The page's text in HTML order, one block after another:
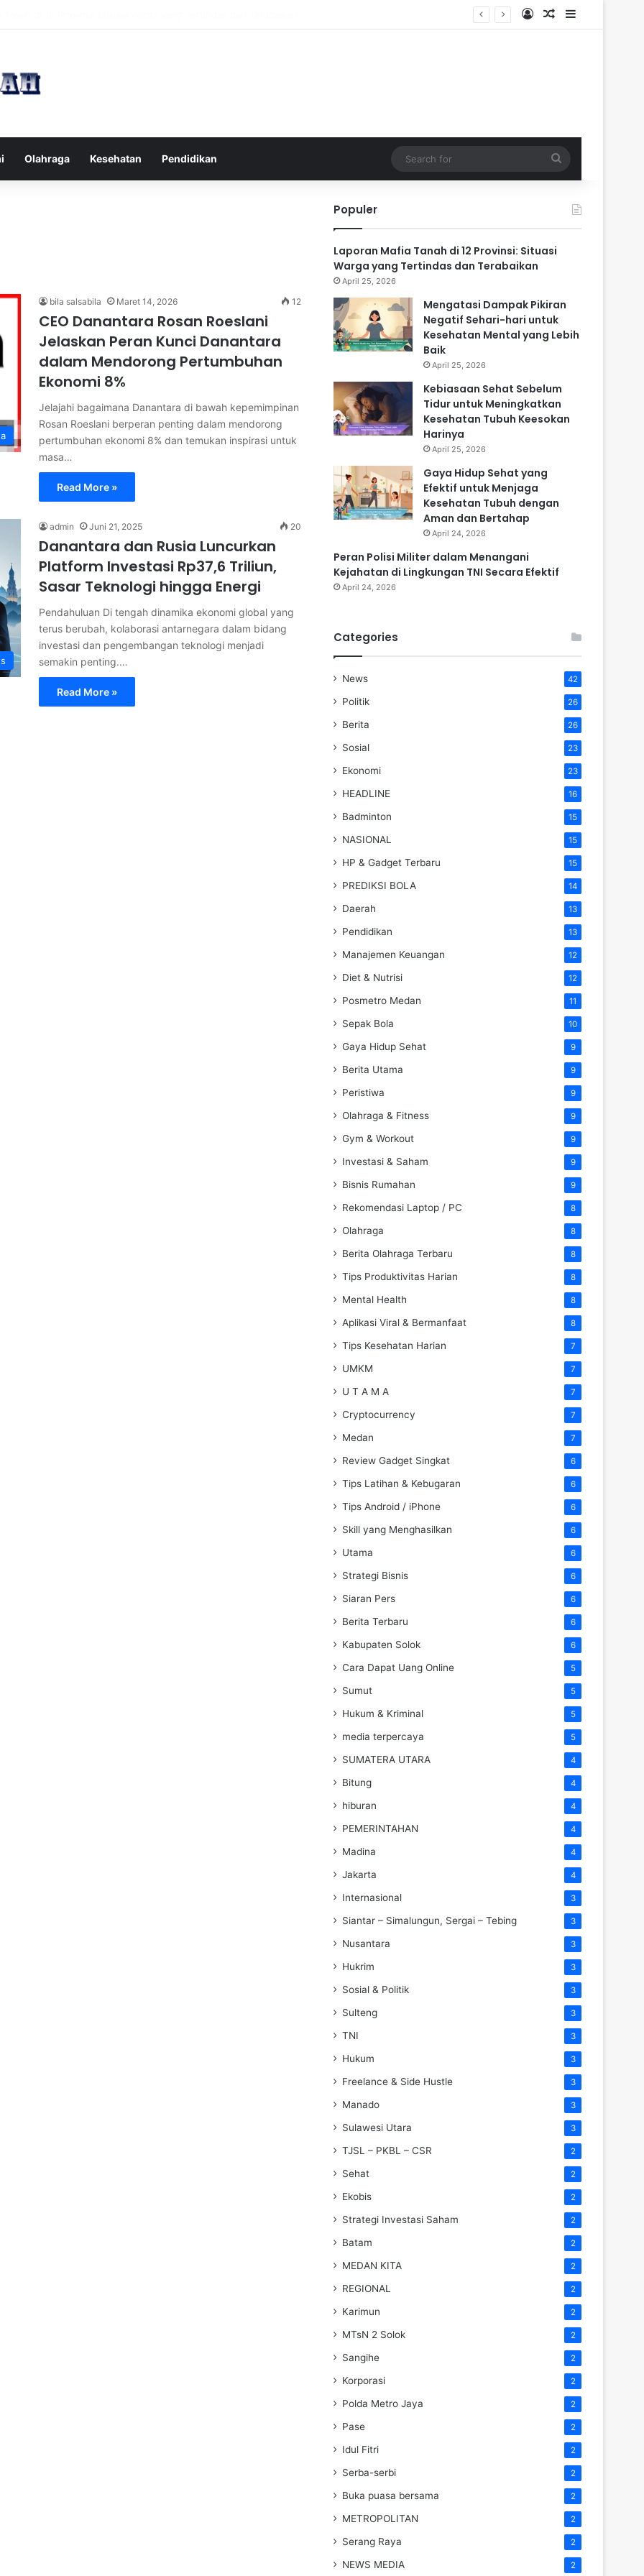
Log InRandom Article
Sidebar
Olahraga Kesehatan Pendidikan
for
bila salsabila Maret 14, 2026 12
CEO Danantara Rosan Roeslani
Jelaskan Peran Kunci Danantara
dalam Mendorong Pertumbuhan
Ekonomi 8%
Jelajahi bagaimana Danantara di bawah kepemimpinan
Rosan Roeslani berperan penting dalam mendorong
pertumbuhan ekonomi 8% dan temukan inspirasi untuk
masa…
Read More »
admin Juni 21, 2025 20
Danantara dan Rusia Luncurkan
Platform Investasi Rp37,6 Triliun,
Sasar Teknologi hingga Energi
Pendahuluan Di tengah dinamika ekonomi global yang
terus berubah, kolaborasi antarnegara dalam bidang
investasi dan pengembangan teknologi menjadi
semakin penting.…
Read More »
Populer
Laporan Mafia Tanah di 12 Provinsi: Situasi
Warga yang Tertindas dan Terabaikan
April 25, 2026
Mengatasi Dampak Pikiran
Negatif Sehari-hari untuk
Kesehatan Mental yang Lebih
Baik
April 25, 2026
Kebiasaan Sehat Sebelum
Tidur untuk Meningkatkan
Kesehatan Tubuh Keesokan
Harinya
April 25, 2026
Gaya Hidup Sehat yang
Efektif untuk Menjaga
Kesehatan Tubuh dengan
Aman dan Bertahap
April 24, 2026
Peran Polisi Militer dalam Menangani
Kejahatan di Lingkungan TNI Secara Efektif
April 24, 2026
Categories
News 42
Politik 26
Berita 26
Sosial 23
Ekonomi 23
HEADLINE 16
Badminton 15
NASIONAL 15
HP & Gadget Terbaru 15
PREDIKSI BOLA 14
Daerah 13
Pendidikan 13
Manajemen Keuangan 12
Diet & Nutrisi 12
Posmetro Medan 11
Sepak Bola 10
Gaya Hidup Sehat 9
Berita Utama 9
Peristiwa 9
Olahraga & Fitness 9
Gym & Workout 9
Investasi & Saham 9
Bisnis Rumahan 9
Rekomendasi Laptop / PC 8
Olahraga 8
Berita Olahraga Terbaru 8
Tips Produktivitas Harian 8
Mental Health 8
Aplikasi Viral & Bermanfaat 8
Tips Kesehatan Harian 7
UMKM 7
U T A M A 7
Cryptocurrency 7
Medan 7
Review Gadget Singkat 6
Tips Latihan & Kebugaran 6
Tips Android / iPhone 6
Skill yang Menghasilkan 6
Utama 6
Strategi Bisnis 6
Siaran Pers 6
Berita Terbaru 6
Kabupaten Solok 6
Cara Dapat Uang Online 5
Sumut 5
Hukum & Kriminal 5
media terpercaya 5
SUMATERA UTARA 4
Bitung 4
hiburan 4
PEMERINTAHAN 4
Madina 4
Jakarta 4
Internasional 3
Siantar – Simalungun, Sergai – Tebing 3
Nusantara 3
Hukrim 3
Sosial & Politik 3
Sulteng 3
TNI 3
Hukum 3
Freelance & Side Hustle 3
Manado 3
Sulawesi Utara 3
TJSL – PKBL – CSR 2
Sehat 2
Ekobis 2
Strategi Investasi Saham 2
Batam 2
MEDAN KITA 2
REGIONAL 2
Karimun 2
MTsN 2 Solok 2
Sangihe 2
Korporasi 2
Polda Metro Jaya 2
Pase 2
Idul Fitri 2
Serba-serbi 2
Buka puasa bersama 2
METROPOLITAN 2
Serang Raya 2
NEWS MEDIA 2